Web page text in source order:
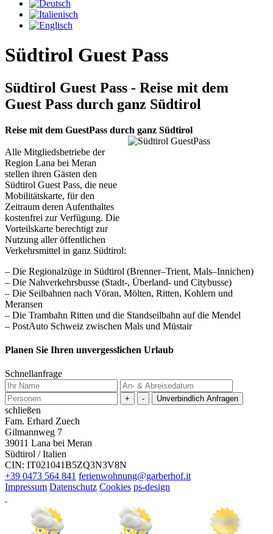
Südtirol Guest Pass
Südtirol Guest Pass - Reise mit dem
Guest Pass durch ganz Südtirol
Reise mit dem GuestPass durch ganz Südtirol
Alle Mitgliedsbetriebe der
Region Lana bei Meran
stellen ihren Gästen den
Südtirol Guest Pass, die neue
Mobilitätskarte, für den
Zeitraum deren Aufenthaltes
kostenfrei zur Verfügung. Die
Vorteilskarte berechtigt zur
Nutzung aller öffentlichen
Verkehrsmittel in ganz Südtirol:
– Die Regionalzüge in Südtirol (Brenner–Trient, Mals–Innichen)
– Die Nahverkehrsbusse (Stadt-, Überland- und Citybusse)
– Die Seilbahnen nach Vöran, Mölten, Ritten, Kohlern und
Meransen
– Die Trambahn Ritten und die Standseilbahn auf die Mendel
– PostAuto Schweiz zwischen Mals und Müstair
Planen Sie Ihren unvergesslichen Urlaub
Schnellanfrage
+ -
schließen
Fam. Erhard Zuech
Gilmannweg 7
39011 Lana bei Meran
Südtirol / Italien
CIN: IT021041B5ZQ3N3V8N
+39 0473 564 841 ferienwohnung@garberhof.it
Impressum Datenschutz Cookies ps-design